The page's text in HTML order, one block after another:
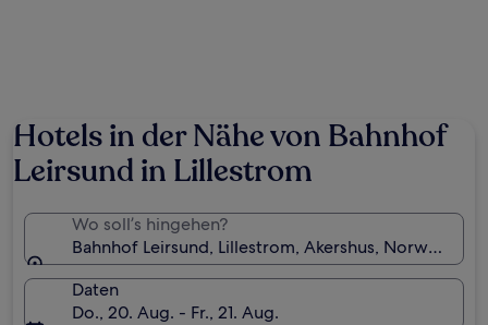
Hotels in der Nähe von Bahnhof
Leirsund in Lillestrom
Wo soll’s hingehen?
Bahnhof Leirsund, Lillestrom, Akershus, Norwegen
Daten
Do., 20. Aug. - Fr., 21. Aug.